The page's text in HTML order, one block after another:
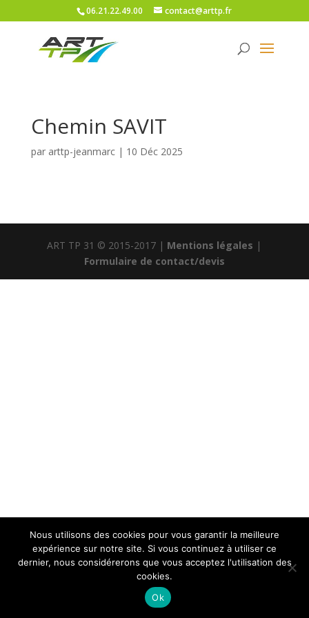
06.21.22.49.00 contact@arttp.fr
Chemin SAVIT
par arttp-jeanmarc| 10 Déc 2025
ART TP 31 © 2015-2017 | Mentions légales |
Formulaire de contact/devis
Nous utilisons des cookies pour vous garantir la meilleure
expérience sur notre site. Si vous continuez à utiliser ce
dernier, nous considérerons que vous acceptez l'utilisation des
cookies.
Ok